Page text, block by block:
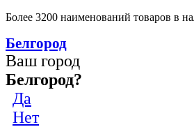
Более 3200 наименований товаров в
Белгород
Ваш город
Белгород?
Да
Нет